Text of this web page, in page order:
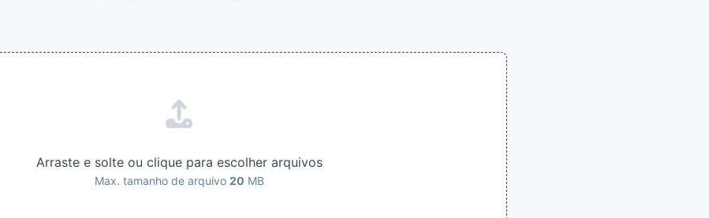
Arraste e solte ou clique para escolher arquivos
Max. tamanho de arquivo 20 MB